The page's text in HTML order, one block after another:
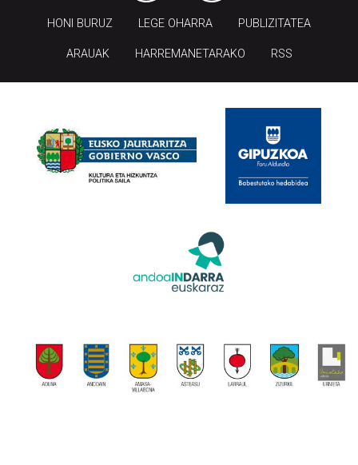
HONI BURUZ LEGE OHARRA PUBLIZITATEA
ARAUAK HARREMANETARAKO RSS